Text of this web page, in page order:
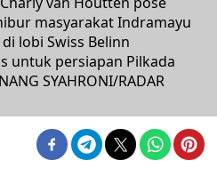
masyarakat Indramayu
lobi Swiss Belinn
untuk persiapan Pilkada
SYAHRONI/RADAR